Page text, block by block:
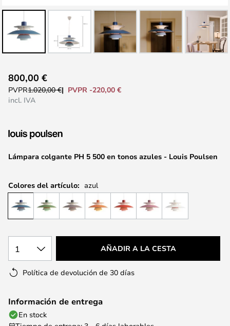
al
comienzo
galería
imágenes
Lámpara colgante PH 5 500 en tonos azules - Louis Poulsen
800,00 €
PVPR1.020,00 €
PVPR -220,00 €
incl. IVA
Colores del artículo: azul
1 AÑADIR A LA CESTA
Política de devolución de 30 días
Información de entrega
En stock